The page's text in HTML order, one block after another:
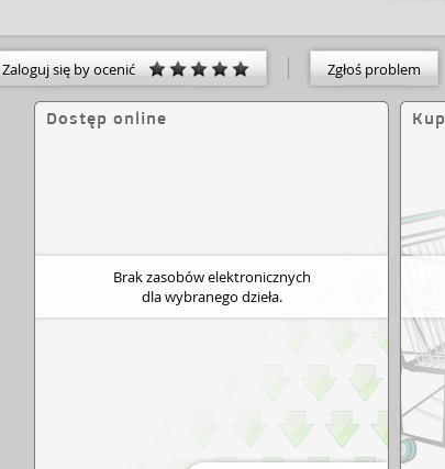
Zaloguj się by ocenić Zgłoś problem
Dostęp online
Brak zasobów elektronicznych
dla wybranego dzieła.
Kup